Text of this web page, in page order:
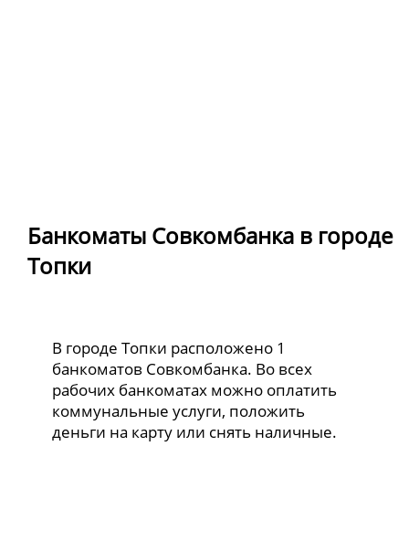
Банкоматы Совкомбанка в городе
Топки
В городе Топки расположено 1
банкоматов Совкомбанка. Во всех
рабочих банкоматах можно оплатить
коммунальные услуги, положить
деньги на карту или снять наличные.